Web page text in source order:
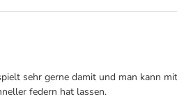
sehr gerne damit und man
federn hat lassen.